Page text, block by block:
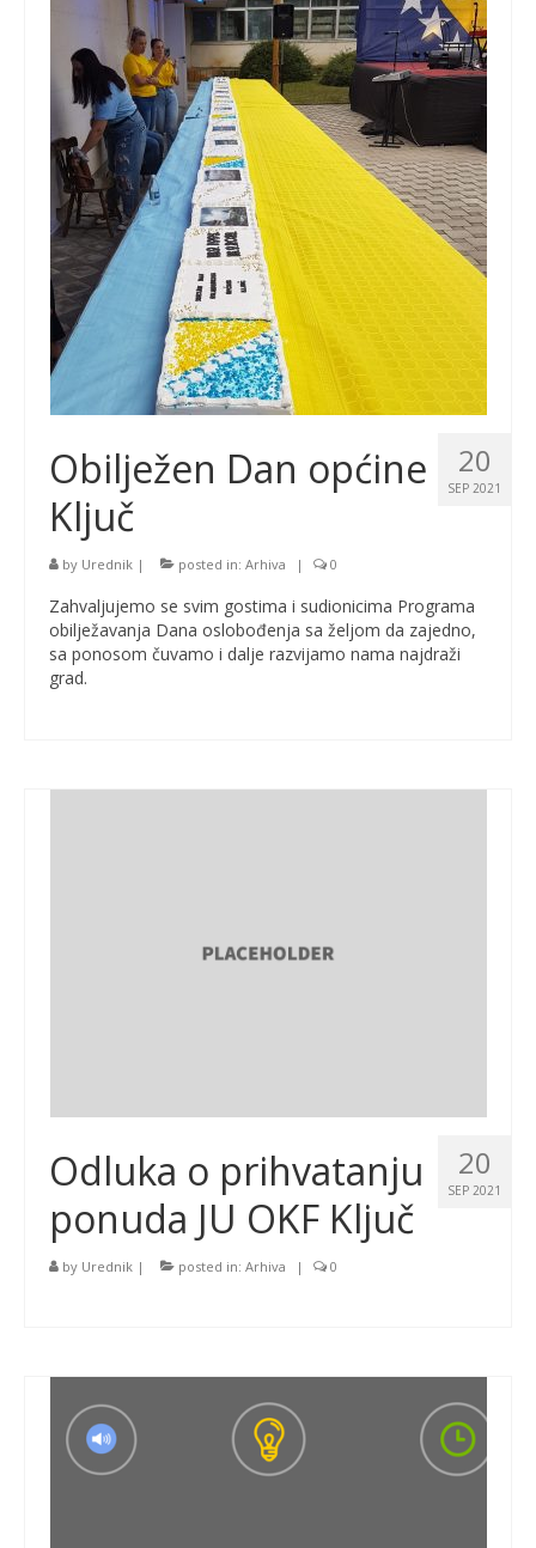
20
SEP 2021
Obilježen Dan općine
Ključ
by Urednik | posted in: Arhiva | 0
Zahvaljujemo se svim gostima i sudionicima Programa
obilježavanja Dana oslobođenja sa željom da zajedno,
sa ponosom čuvamo i dalje razvijamo nama najdraži
grad.
20
SEP 2021
Odluka o prihvatanju
ponuda JU OKF Ključ
by Urednik | posted in: Arhiva | 0